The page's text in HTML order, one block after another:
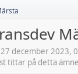
december 2023,
tittar på detta